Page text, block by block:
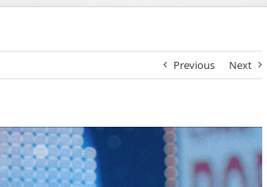
Previous Next